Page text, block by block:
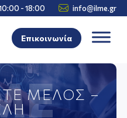
- 18:00  info@ilme.gr
Επικοινωνία
ΜΕΛΟΣ –